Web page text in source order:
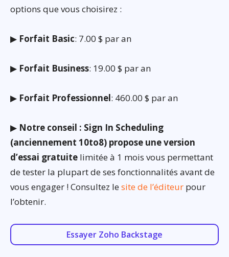
options que vous choisirez :
▶ Forfait Basic: 7.00 $ par an
▶ Forfait Business: 19.00 $ par an
▶ Forfait Professionnel: 460.00 $ par an
▶ Notre conseil : Sign In Scheduling
(anciennement 10to8) propose une version
d’essai gratuite limitée à 1 mois vous permettant
de tester la plupart de ses fonctionnalités avant de
vous engager ! Consultez lesite de l’éditeur pour
l’obtenir.
Essayer Zoho Backstage